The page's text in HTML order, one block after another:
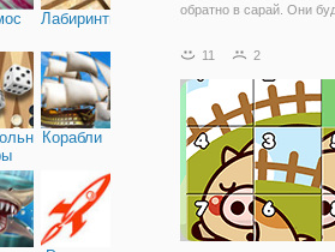
Лабиринты
Корабли
обратно в сарай. Они
одного и того же типа.
11 2